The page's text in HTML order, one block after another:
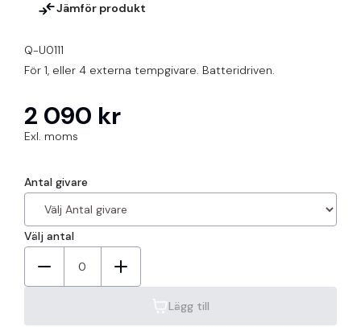
Jämför produkt
Q-U0111
För 1, eller 4 externa tempgivare. Batteridriven.
2 090 kr
Exl. moms
Antal givare
Välj antal
0
Lägg till